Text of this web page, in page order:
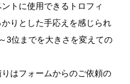
トに使用できるトロフィ
りとした手応えを感じられ
3位までを大きさを変えての
はフォームからのご依頼の